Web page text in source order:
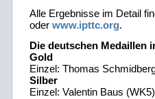
Alle Ergebnisse im Detail
oder www.ipttc.org.
Die deutschen Medaillen
Gold
Einzel: Thomas
Silber
Einzel: Valentin Baus (WK5)